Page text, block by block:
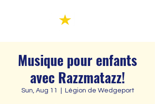
Musique pour enfants
avec Razzmatazz!
Sun, Aug 11 Légion de Wedgeport